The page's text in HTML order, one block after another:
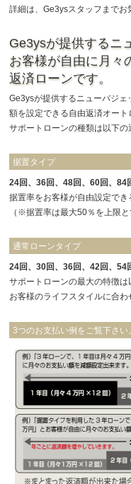
詳細は、Ge3ysスタッフまでお
Ge3ysが提供するニ
お客様が自由に月々
返済ローンです。
Ge3ysが提供するニューバジ
額を設定できる自由返済オート
サポートローンの種類は以下の
据置タイプ
24回、36回、48回、60回、84
据置率をお客様が自由設定でき
（※据置率は最大50％を上限と
通常ローンタイプ
24回、30回、36回、42回、54
サポートローンの最大の特徴は
お客様のライフスタイルに合わ
3つのお支払い例をご覧下さい